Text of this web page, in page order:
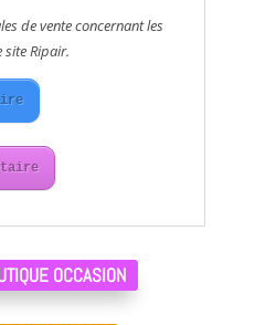
de vente concernant les
site Ripair.
OCCASION